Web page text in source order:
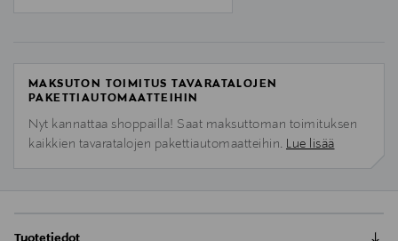
MAKSUTON TOIMITUS TAVARATALOJEN
PAKETTIAUTOMAATTEIHIN
Nyt kannattaa shoppailla! Saat maksuttoman toimituksen
kaikkien tavaratalojen pakettiautomaatteihin. Lue lisää